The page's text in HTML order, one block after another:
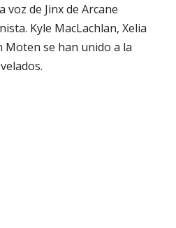
voz de Jinx de Arcane
Kyle MacLachlan, Xelia
Moten se han unido a la